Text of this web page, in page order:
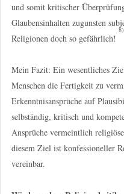
und somit kritischer
Glaubensinhalten zugunsten
Religionen doch so gefährlich!
8)
Mein Fazit: Ein wesentliches
Menschen die Fertigkeit zu
Erkenntnisansprüche auf
selbständig, kritisch und
Ansprüche vermeintlich
diesem Ziel ist konfessioneller
vereinbar.